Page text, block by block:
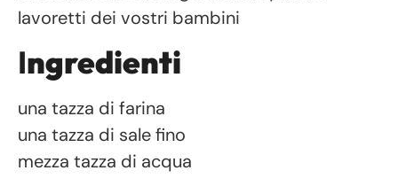
lavoretti dei vostri bambini
Ingredienti
una tazza di farina
una tazza di sale fino
mezza tazza di acqua